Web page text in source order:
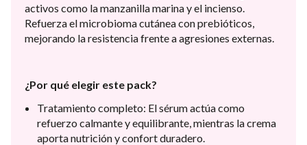
activos como la manzanilla marina y el incienso.
Refuerza el microbioma cutánea con prebióticos,
mejorando la resistencia frente a agresiones externas.
¿Por qué elegir este pack?
Tratamiento completo: El sérum actúa como
refuerzo calmante y equilibrante, mientras la crema
aporta nutrición y confort duradero.